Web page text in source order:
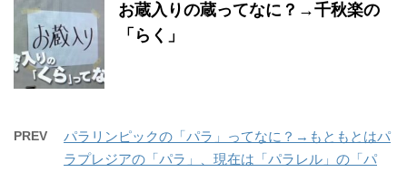
お蔵入りの蔵ってなに？→千秋楽の
「らく」
PREV
パラリンピックの「パラ」ってなに？→もともとはパ
ラプレジアの「パラ」、現在は「パラレル」の「パ